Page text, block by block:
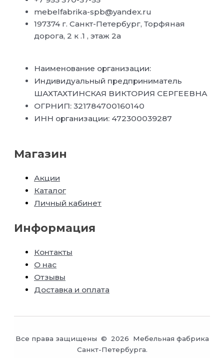
mebelfabrika-spb@yandex.ru
197374 г. Санкт-Петербург, Торфяная
дорога, 2 к .1 , этаж 2а
Наименование организации:
Индивидуальный предприниматель
ШАХТАХТИНСКАЯ ВИКТОРИЯ СЕРГЕЕВНА
ОГРНИП: 321784700160140
ИНН организации: 472300039287
Магазин
Акции
Каталог
Личный кабинет
Информация
Контакты
О нас
Отзывы
Доставка и оплата
Все права защищены © 2026 Мебельная фабрика
Санкт-Петербурга.